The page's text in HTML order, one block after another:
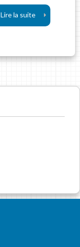
Lire la suite